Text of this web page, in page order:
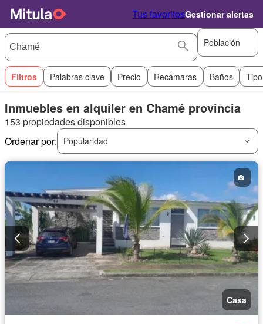
Tus favoritosGestionar alertas
Población
Filtros Palabras clave Precio Recámaras Baños
Inmuebles en alquiler en Chamé provincia
153 propiedades disponibles
Ordenar por:
Popularidad
Casa